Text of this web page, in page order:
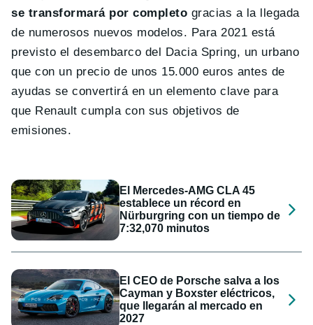
se transformará por completo gracias a la llegada
de numerosos nuevos modelos. Para 2021 está
previsto el desembarco del Dacia Spring, un urbano
que con un precio de unos 15.000 euros antes de
ayudas se convertirá en un elemento clave para
que Renault cumpla con sus objetivos de
emisiones.
El Mercedes-AMG CLA 45
establece un récord en
Nürburgring con un tiempo de
7:32,070 minutos
El CEO de Porsche salva a los
Cayman y Boxster eléctricos,
que llegarán al mercado en
2027